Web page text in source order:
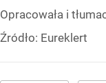
Opracowała i
Źródło: Eureklert